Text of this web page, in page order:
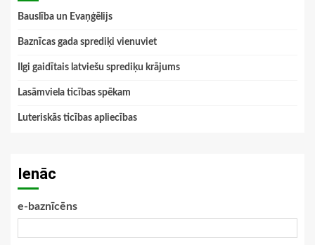
Bauslība un Evaņģēlijs
Baznīcas gada sprediķi vienuviet
Ilgi gaidītais latviešu sprediķu krājums
Lasāmviela ticības spēkam
Luteriskās ticības apliecības
Ienāc
e-baznīcēns